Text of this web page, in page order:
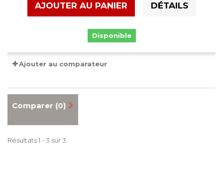
AJOUTER AU PANIER DÉTAILS
Disponible
Ajouter au comparateur
Comparer (0)
Résultats 1 - 3 sur 3.